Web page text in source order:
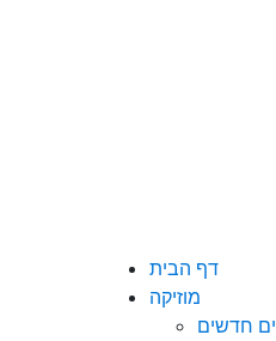
דף הבית
מוזיקה
חדשים